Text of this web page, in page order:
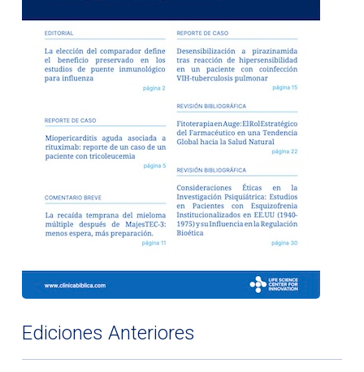
Ediciones Anteriores